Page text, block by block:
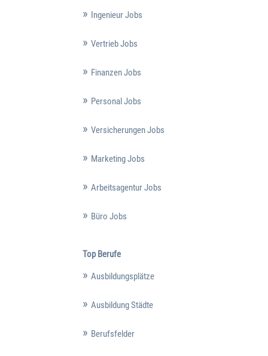
Ingenieur Jobs
Vertrieb Jobs
Finanzen Jobs
Personal Jobs
Versicherungen Jobs
Marketing Jobs
Arbeitsagentur Jobs
Büro Jobs
Top Berufe
Ausbildungsplätze
Ausbildung Städte
Berufsfelder